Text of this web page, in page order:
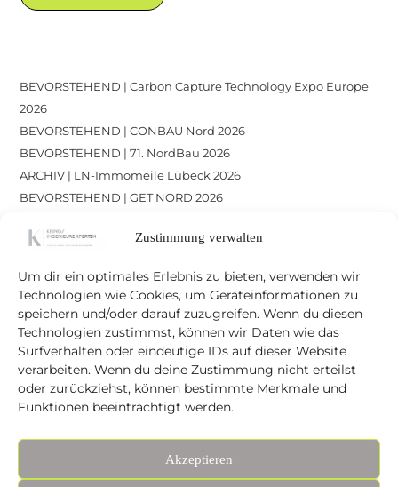
Zustimmung verwalten
Um dir ein optimales Erlebnis zu bieten, verwenden wir
Technologien wie Cookies, um Geräteinformationen zu
speichern und/oder darauf zuzugreifen. Wenn du diesen
Technologien zustimmst, können wir Daten wie das
Surfverhalten oder eindeutige IDs auf dieser Website
verarbeiten. Wenn du deine Zustimmung nicht erteilst
oder zurückziehst, können bestimmte Merkmale und
Funktionen beeinträchtigt werden.
Akzeptieren
BEVORSTEHEND | Carbon Capture Technology Expo Europe
2026
BEVORSTEHEND | CONBAU Nord 2026
BEVORSTEHEND | 71. NordBau 2026
ARCHIV | LN-Immomeile Lübeck 2026
BEVORSTEHEND | GET NORD 2026
Recent Comments
A WordPress Commenterzu Hello world!